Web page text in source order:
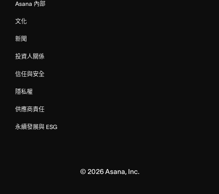
Asana 內部
文化
新聞
投資人關係
信任與安全
隱私權
供應商責任
永續發展與 ESG
© 2026Asana, Inc.